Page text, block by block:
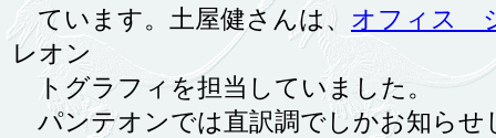
ています。土屋健さんは、 オフィス
レオン
トグラフィを担当していました。
パンテオンでは直訳調でしかお知らせ